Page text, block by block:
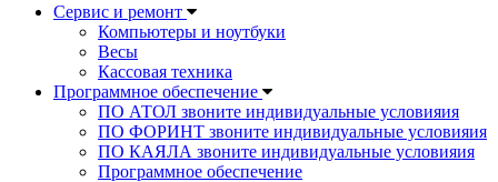
Сервис и ремонт
Компьютеры и ноутбуки
Весы
Кассовая техника
Программное обеспечение
ПО АТОЛ звоните индивидуальные условияия
ПО ФОРИНТ звоните индивидуальные условияия
ПО КАЯЛА звоните индивидуальные условияия
Программное обеспечение